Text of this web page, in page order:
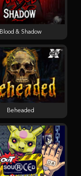
Blood & Shadow
Beheaded